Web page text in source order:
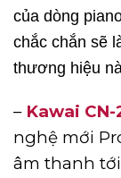
của dòng
chắc chắn sẽ
thương hiệu
– Kawai CN-
nghệ mới
âm thanh